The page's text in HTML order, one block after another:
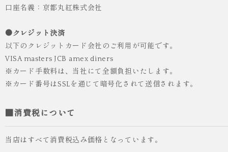
人気
口座名義：京都丸紅株式会社
●クレジット決済
以下のクレジットカード会社のご利用が可能です。
VISA masters JCB amex diners
※カード手数料は、当社にて全額負担いたします。
※カード番号はSSLを通じて暗号化されて送信されます。
■消費税について
当店はすべて消費税込み価格となっています。